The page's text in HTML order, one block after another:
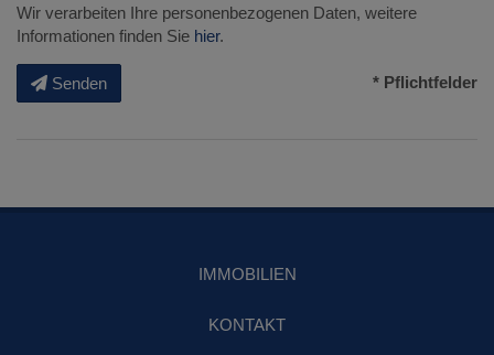
Wir verarbeiten Ihre personenbezogenen Daten, weitere
Informationen finden Sie hier.
Senden * Pflichtfelder
IMMOBILIEN
KONTAKT